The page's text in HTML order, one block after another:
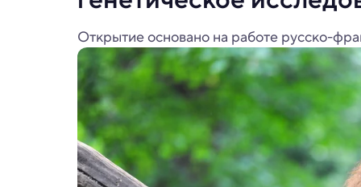
Открытие основано на работе русско-